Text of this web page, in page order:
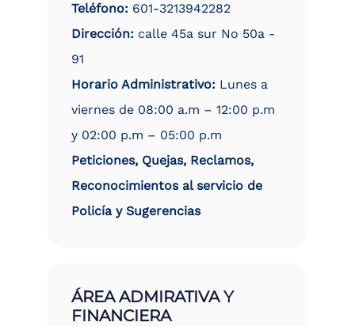
Teléfono: 601-3213942282
Dirección: calle 45a sur No 50a -
91
Horario Administrativo: Lunes a
viernes de 08:00 a.m – 12:00 p.m
y 02:00 p.m – 05:00 p.m
Peticiones, Quejas, Reclamos,
Reconocimientos al servicio de
Policía y Sugerencias
ÁREA ADMIRATIVA Y
FINANCIERA